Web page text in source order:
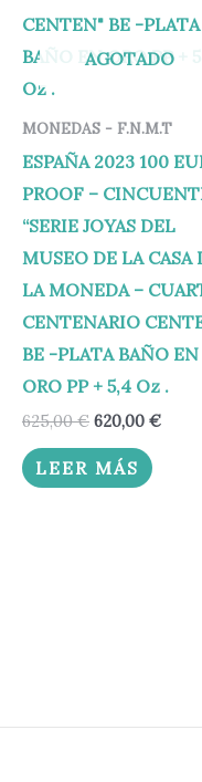
AGOTADO
MONEDAS - F.N.M.T
ESPAÑA 2023 100
PROOF –
“SERIE JOYAS DEL
MUSEO DE LA CASA
LA MONEDA –
CENTENARIO
BE -PLATA BAÑO EN
ORO PP + 5,4 Oz .
625,00€ 620,00 €
LEER MÁS